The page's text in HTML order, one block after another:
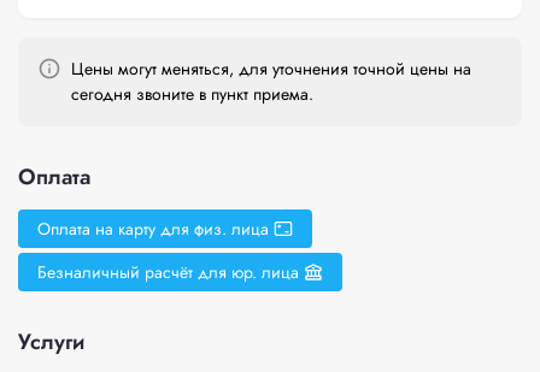
Цены могут меняться, для уточнения точной цены на
сегодня звоните в пункт приема.
Оплата
Оплата на карту для физ. лица
Безналичный расчёт для юр. лица
Услуги